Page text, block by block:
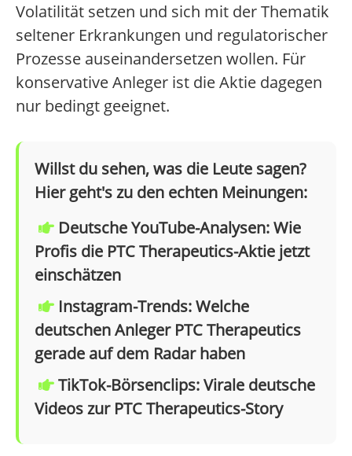
Volatilität setzen und sich mit der Thematik
seltener Erkrankungen und regulatorischer
Prozesse auseinandersetzen wollen. Für
konservative Anleger ist die Aktie dagegen
nur bedingt geeignet.
Willst du sehen, was die Leute sagen?
Hier geht's zu den echten Meinungen:
Deutsche YouTube-Analysen: Wie
Profis die PTC Therapeutics-Aktie jetzt
einschätzen
Instagram-Trends: Welche
deutschen Anleger PTC Therapeutics
gerade auf dem Radar haben
TikTok-Börsenclips: Virale deutsche
Videos zur PTC Therapeutics-Story